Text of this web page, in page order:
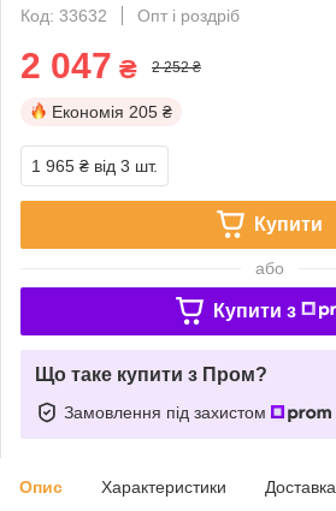
Код: 33632
Опт і роздріб
2 047 ₴ 2 252 ₴
Економія 205 ₴
1 965 ₴ від 3 шт.
Купити
або
Купити з
Що таке купити з Пром?
Замовлення під захистом
Опис Характеристики Доставка